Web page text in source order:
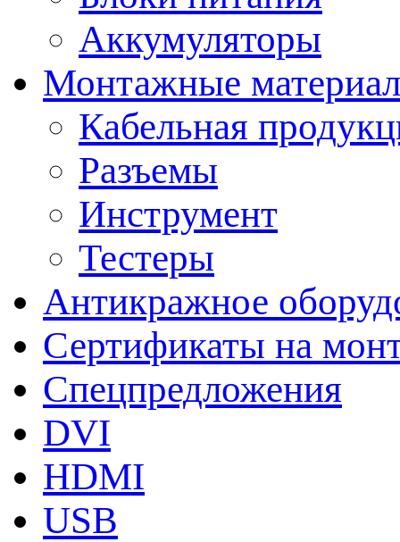
Аккумуляторы
Монтажные
Кабельная
Разъемы
Инструмент
Тестеры
Антикражное
Сертификаты на
Спецпредложения
DVI
HDMI
USB